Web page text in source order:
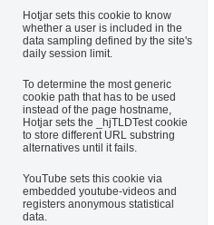
Hotjar sets this cookie to know
whether a user is included in the
data sampling defined by the site's
daily session limit.
To determine the most generic
cookie path that has to be used
instead of the page hostname,
Hotjar sets the _hjTLDTest cookie
to store different URL substring
alternatives until it fails.
YouTube sets this cookie via
embedded youtube-videos and
registers anonymous statistical
data.